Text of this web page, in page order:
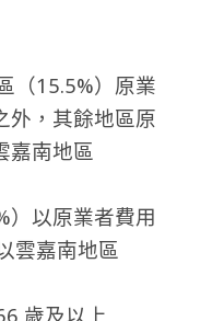
（15.5%）原業
外，其餘地區原
嘉南地區
以原業者費用
雲嘉南地區
歲及以上